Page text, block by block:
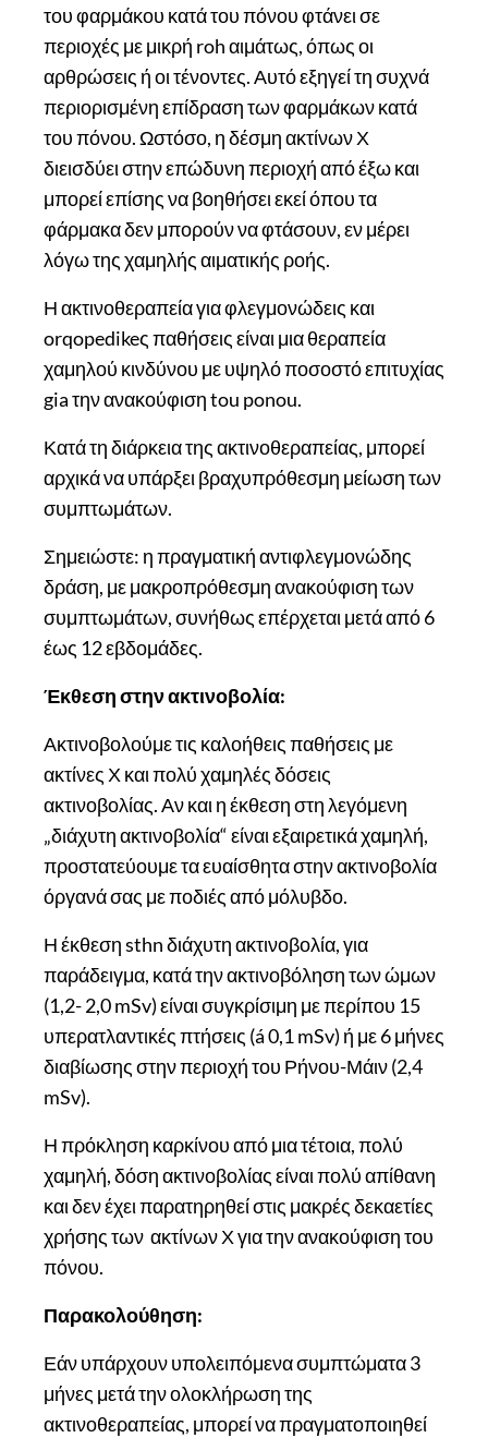
του φαρμάκου κατά του πόνου φτάνει σε
περιοχές με μικρή roh αιμάτως, όπως οι
αρθρώσεις ή οι τένοντες. Αυτό εξηγεί τη συχνά
περιορισμένη επίδραση των φαρμάκων κατά
του πόνου. Ωστόσο, η δέσμη ακτίνων Χ
διεισδύει στην επώδυνη περιοχή από έξω και
μπορεί επίσης να βοηθήσει εκεί όπου τα
φάρμακα δεν μπορούν να φτάσουν, εν μέρει
λόγω της χαμηλής αιματικής ροής.
Η ακτινοθεραπεία για φλεγμονώδεις και
orqopedikeς παθήσεις είναι μια θεραπεία
χαμηλού κινδύνου με υψηλό ποσοστό επιτυχίας
gia την ανακούφιση tou ponou.
Κατά τη διάρκεια της ακτινοθεραπείας, μπορεί
αρχικά να υπάρξει βραχυπρόθεσμη μείωση των
συμπτωμάτων.
Σημειώστε: η πραγματική αντιφλεγμονώδης
δράση, με μακροπρόθεσμη ανακούφιση των
συμπτωμάτων, συνήθως επέρχεται μετά από 6
έως 12 εβδομάδες.
Έκθεση στην ακτινοβολία:
Ακτινοβολούμε τις καλοήθεις παθήσεις με
ακτίνες Χ και πολύ χαμηλές δόσεις
ακτινοβολίας. Αν και η έκθεση στη λεγόμενη
„διάχυτη ακτινοβολία“ είναι εξαιρετικά χαμηλή,
προστατεύουμε τα ευαίσθητα στην ακτινοβολία
όργανά σας με ποδιές από μόλυβδο.
Η έκθεση sthn διάχυτη ακτινοβολία, για
παράδειγμα, κατά την ακτινοβόληση των ώμων
(1,2- 2,0 mSv) είναι συγκρίσιμη με περίπου 15
υπερατλαντικές πτήσεις (á 0,1 mSv) ή με 6 μήνες
διαβίωσης στην περιοχή του Ρήνου-Μάιν (2,4
mSv).
Η πρόκληση καρκίνου από μια τέτοια, πολύ
χαμηλή, δόση ακτινοβολίας είναι πολύ απίθανη
και δεν έχει παρατηρηθεί στις μακρές δεκαετίες
χρήσης των ακτίνων Χ για την ανακούφιση του
πόνου.
Παρακολούθηση:
Εάν υπάρχουν υπολειπόμενα συμπτώματα 3
μήνες μετά την ολοκλήρωση της
ακτινοθεραπείας, μπορεί να πραγματοποιηθεί